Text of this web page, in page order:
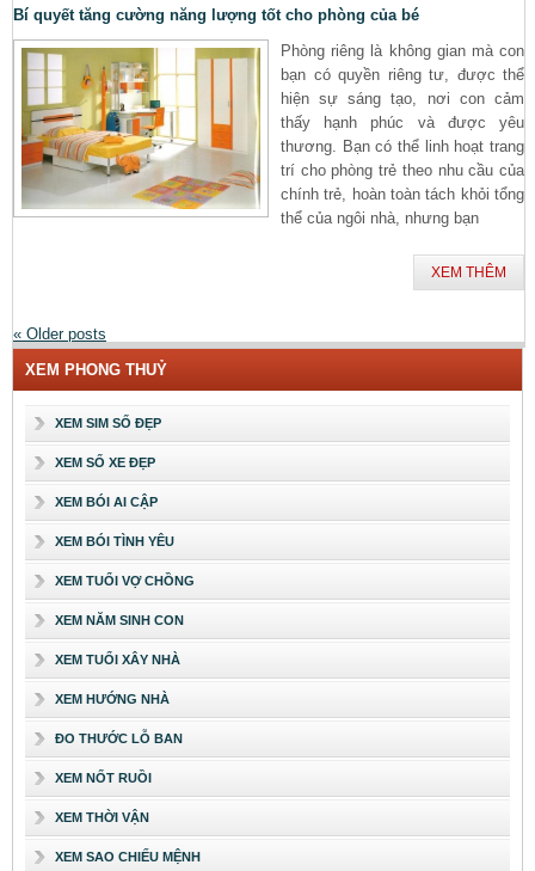
Bí quyết tăng cường năng lượng tốt cho phòng của bé
Phòng riêng là không gian mà con
bạn có quyền riêng tư, được thể
hiện sự sáng tạo, nơi con cảm
thấy hạnh phúc và được yêu
thương. Bạn có thể linh hoạt trang
trí cho phòng trẻ theo nhu cầu của
chính trẻ, hoàn toàn tách khỏi tổng
thể của ngôi nhà, nhưng bạn
XEM THÊM
« Older posts
XEM PHONG THUỶ
XEM SIM SỐ ĐẸP
XEM SỐ XE ĐẸP
XEM BÓI AI CẬP
XEM BÓI TÌNH YÊU
XEM TUỔI VỢ CHỒNG
XEM NĂM SINH CON
XEM TUỔI XÂY NHÀ
XEM HƯỚNG NHÀ
ĐO THƯỚC LỖ BAN
XEM NỐT RUỒI
XEM THỜI VẬN
XEM SAO CHIẾU MỆNH